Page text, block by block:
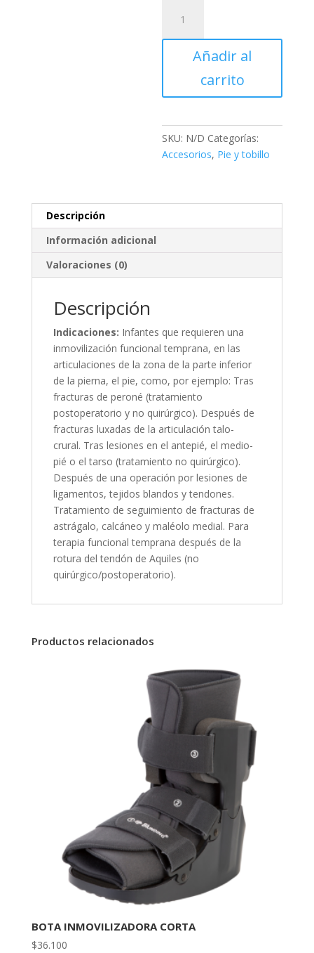
Inmovilizadora
Pediatrica
cantidadAñadir al
carrito
SKU: N/D Categorías:
Accesorios, Pie y tobillo
Descripción
Información adicional
Valoraciones (0)
Descripción
Indicaciones: Infantes que requieren una
inmovilización funcional temprana, en las
articulaciones de la zona de la parte inferior
de la pierna, el pie, como, por ejemplo: Tras
fracturas de peroné (tratamiento
postoperatorio y no quirúrgico). Después de
fracturas luxadas de la articulación talo-
crural. Tras lesiones en el antepié, el medio-
pié o el tarso (tratamiento no quirúrgico).
Después de una operación por lesiones de
ligamentos, tejidos blandos y tendones.
Tratamiento de seguimiento de fracturas de
astrágalo, calcáneo y maléolo medial. Para
terapia funcional temprana después de la
rotura del tendón de Aquiles (no
quirúrgico/postoperatorio).
Productos relacionados
BOTA INMOVILIZADORA CORTA
$36.100